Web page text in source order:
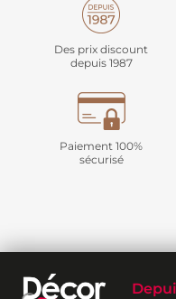
Des prix discount
depuis 1987
Paiement 100%
sécurisé